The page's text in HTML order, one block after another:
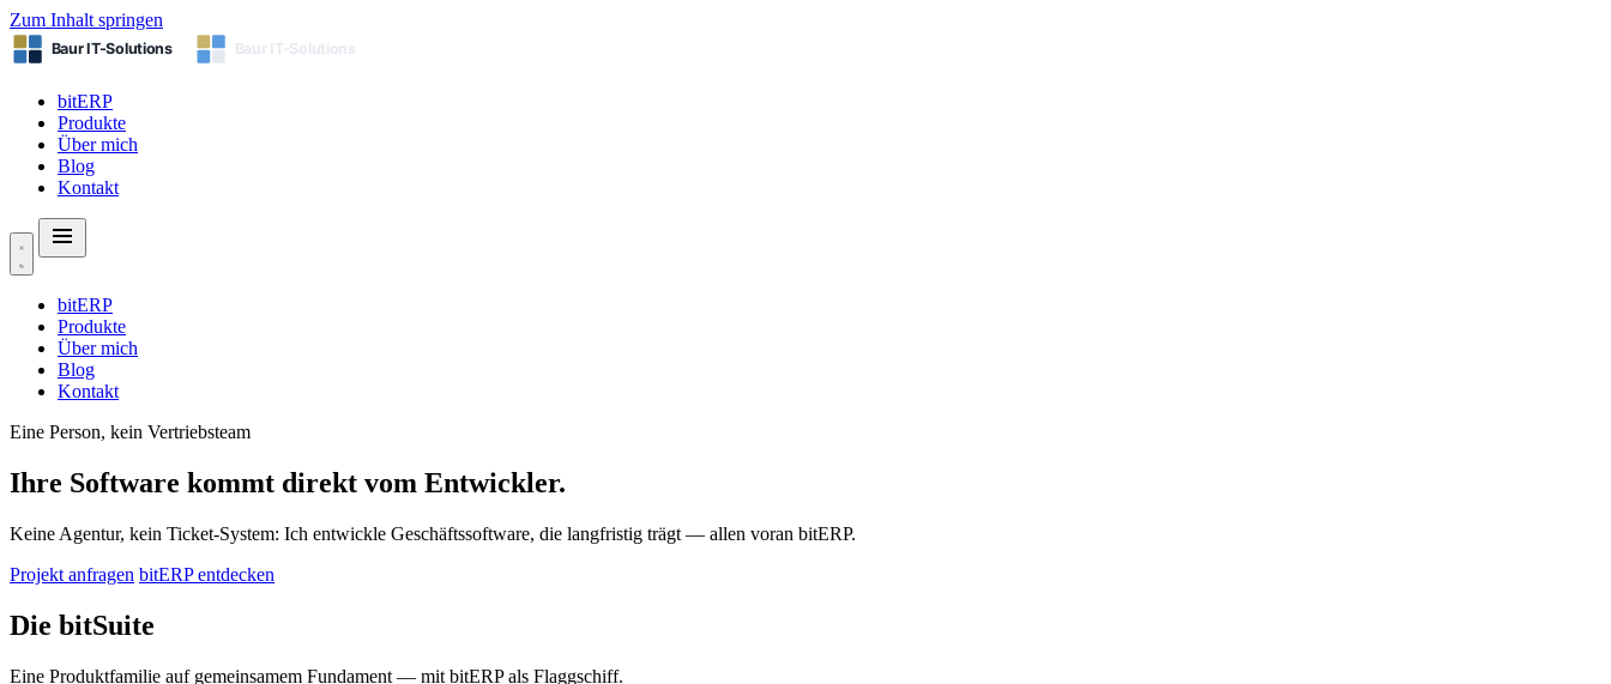
Zum Inhalt springen
bitERP
Produkte
Über mich
Blog
Kontakt
bitERP
Produkte
Über mich
Blog
Kontakt
Eine Person, kein Vertriebsteam
Ihre Software kommt direkt vom Entwickler.
Keine Agentur, kein Ticket-System: Ich entwickle Geschäftssoftware, die langfristig trägt — allen voran bitERP.
Projekt anfragen bitERP entdecken
Die bitSuite
Eine Produktfamilie auf gemeinsamem Fundament — mit bitERP als Flaggschiff.